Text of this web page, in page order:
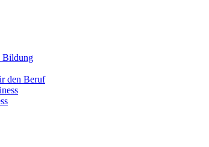
Bildung
den Beruf